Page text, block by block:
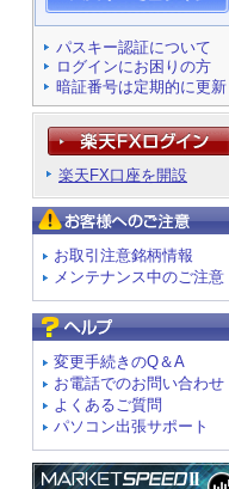
パスキー認証について
ログインにお困りの方
暗証番号は定期的に更新
楽天FX口座を開設
お取引注意銘柄情報
メンテナンス中のご注意
変更手続きのQ＆A
お電話でのお問い合わせ
よくあるご質問
パソコン出張サポート